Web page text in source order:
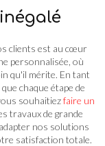
clients est au cœur
personnalisée, où
qu'il mérite. En tant
chaque étape de
souhaitiezfaire un
travaux de grande
nos solutions
satisfaction totale.